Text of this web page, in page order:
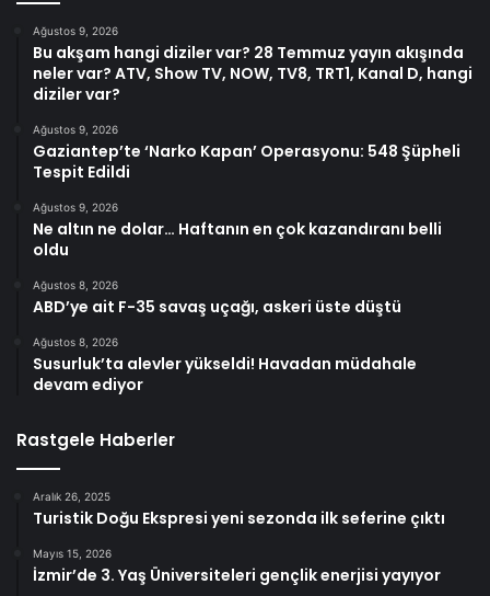
Ağustos 9, 2026
Bu akşam hangi diziler var? 28 Temmuz yayın akışında
neler var? ATV, Show TV, NOW, TV8, TRT1, Kanal D, hangi
diziler var?
Ağustos 9, 2026
Gaziantep’te ‘Narko Kapan’ Operasyonu: 548 Şüpheli
Tespit Edildi
Ağustos 9, 2026
Ne altın ne dolar… Haftanın en çok kazandıranı belli
oldu
Ağustos 8, 2026
ABD’ye ait F-35 savaş uçağı, askeri üste düştü
Ağustos 8, 2026
Susurluk’ta alevler yükseldi! Havadan müdahale
devam ediyor
Rastgele Haberler
Aralık 26, 2025
Turistik Doğu Ekspresi yeni sezonda ilk seferine çıktı
Mayıs 15, 2026
İzmir’de 3. Yaş Üniversiteleri gençlik enerjisi yayıyor